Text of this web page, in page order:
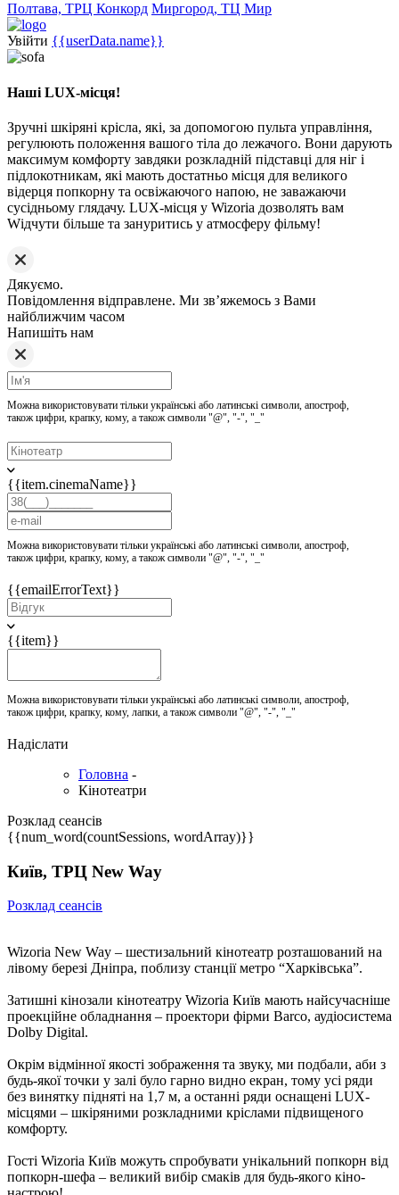
Полтава, ТРЦ Конкорд Миргород, ТЦ Мир
Увійти {{userData.name}}
Наші LUX-місця!
Зручні шкіряні крісла, які, за допомогою пульта управління,
регулюють положення вашого тіла до лежачого. Вони дарують
максимум комфорту завдяки розкладній підставці для ніг і
підлокотникам, які мають достатньо місця для великого
відерця попкорну та освіжаючого напою, не заважаючи
сусідньому глядачу. LUX-місця у Wizoria дозволять вам
Wідчути більше та зануритись у атмосферу фільму!
Дякуємо.
Повідомлення відправлене. Ми звʼяжемось з Вами
найближчим часом
Напишіть нам
Можна використовувати тільки українські або латинські символи, апостроф,
також цифри, крапку, кому, а також символи "@", "-", "_"
{{item.cinemaName}}
Можна використовувати тільки українські або латинські символи, апостроф,
також цифри, крапку, кому, а також символи "@", "-", "_"
{{emailErrorText}}
{{item}}
Можна використовувати тільки українські або латинські символи, апостроф,
також цифри, крапку, кому, лапки, а також символи "@", "-", "_"
Надіслати
Головна -
Кінотеатри
Розклад сеансів
{{num_word(countSessions, wordArray)}}
Київ, ТРЦ New Way
Розклад сеансів
Wizoria New Way – шестизальний кінотеатр розташований на
лівому березі Дніпра, поблизу станції метро “Харківська”.
Затишні кінозали кінотеатру Wizoria Київ мають найсучасніше
проекційне обладнання – проектори фірми Barco, аудіосистема
Dolby Digital.
Окрім відмінної якості зображення та звуку, ми подбали, аби з
будь-якої точки у залі було гарно видно екран, тому усі ряди
без винятку підняті на 1,7 м, а останні ряди оснащені LUX-
місцями – шкіряними розкладними кріслами підвищеного
комфорту.
Гості Wizoria Київ можуть спробувати унікальний попкорн від
попкорн-шефа – великий вибір смаків для будь-якого кіно-